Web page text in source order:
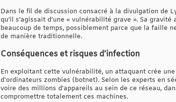
Dans le fil de discussion consacré à la divulgation de
qu’il s’agissait d’une « vulnérabilité grave ». Sa
beaucoup de temps, possiblement parce que la faille
de manière traditionnelle.
Conséquences et risques d'infection
En exploitant cette vulnérabilité, un attaquant crée
d'ordinateurs zombies (botnet). Selon les experts en
voire des millions d'appareils au sein de ce réseau,
compromettre totalement ces machines.